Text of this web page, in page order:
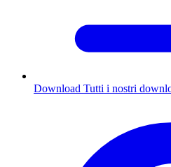
Download Tutti i nostri